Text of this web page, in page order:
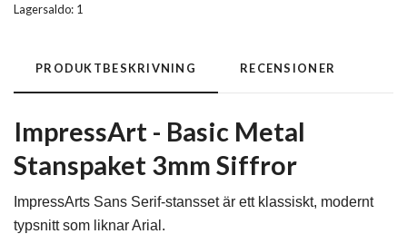
Lagersaldo: 1
PRODUKTBESKRIVNING RECENSIONER
ImpressArt - Basic Metal
Stanspaket 3mm Siffror
ImpressArts Sans Serif-stansset är ett klassiskt, modernt
typsnitt som liknar Arial.